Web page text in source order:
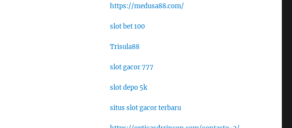
https://medusa88.com/
slot bet 100
Trisula88
slot gacor 777
slot depo 5k
situs slot gacor terbaru